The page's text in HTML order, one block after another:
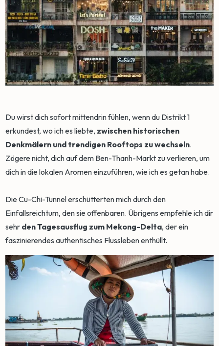
Du wirst dich sofort mittendrin fühlen, wenn du Distrikt 1
erkundest, wo ich es liebte, zwischen historischen
Denkmälern und trendigen Rooftops zu wechseln.
Zögere nicht, dich auf dem Ben-Thanh-Markt zu verlieren, um
dich in die lokalen Aromen einzuführen, wie ich es getan habe.
Die Cu-Chi-Tunnel erschütterten mich durch den
Einfallsreichtum, den sie offenbaren. Übrigens empfehle ich dir
sehr den Tagesausflug zum Mekong-Delta, der ein
faszinierendes authentisches Flussleben enthüllt.